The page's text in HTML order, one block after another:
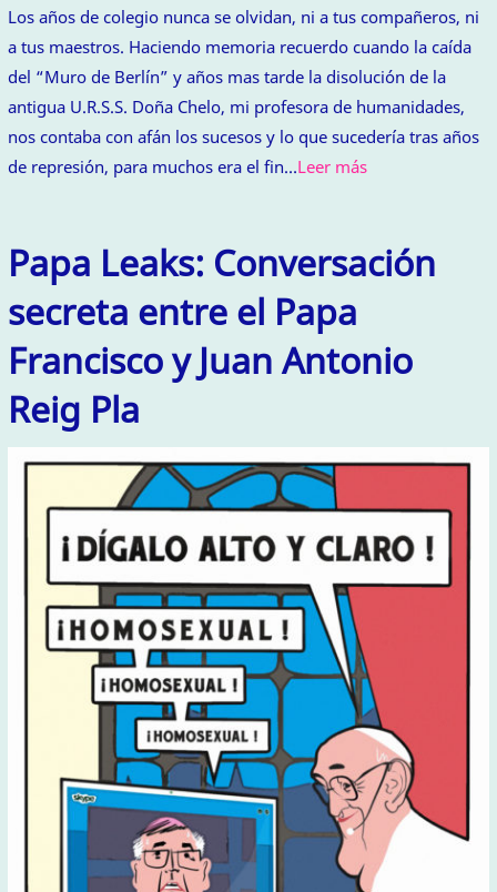
Los años de colegio nunca se olvidan, ni a tus compañeros, ni
a tus maestros. Haciendo memoria recuerdo cuando la caída
del “Muro de Berlín” y años mas tarde la disolución de la
antigua U.R.S.S. Doña Chelo, mi profesora de humanidades,
nos contaba con afán los sucesos y lo que sucedería tras años
de represión, para muchos era el fin…Leer más
Papa Leaks: Conversación
secreta entre el Papa
Francisco y Juan Antonio
Reig Pla